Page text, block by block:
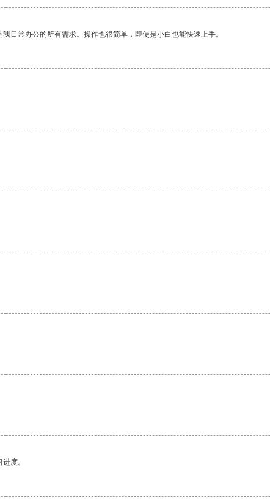
日常办公的所有需求。操作也很简单，即使是小白也能快速上手。
度。